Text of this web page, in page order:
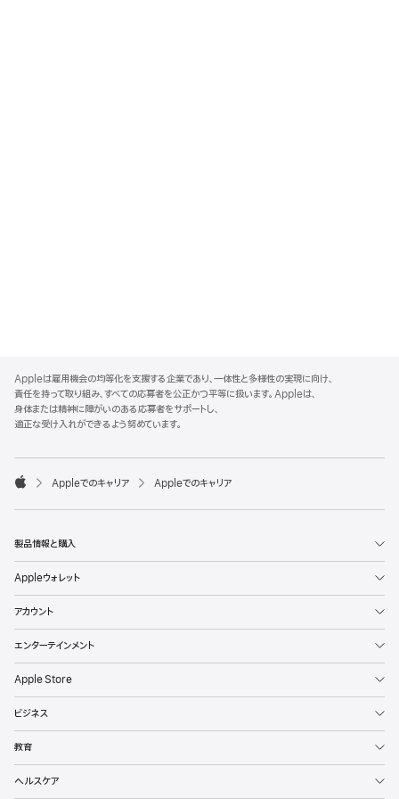
p
p
l
e
o
t
Appleは雇用機会の均等化を支援する企業であり、一体性と多様性の実現に向け、
責任を持って取り組み、すべての応募者を公正かつ平等に扱います。Appleは、
身体または精神に障がいのある応募者をサポートし、
適正な受け入れができるよう努めています。

p
l
Appleでのキャリア Appleでのキャリア
製品情報と購入
Appleウォレット
アカウント
エンターテインメント
Apple Store
ビジネス
教育
ヘルスケア